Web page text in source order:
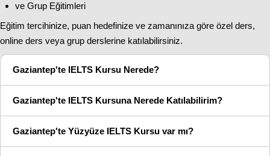
ve Grup Eğitimleri
Eğitim tercihinize, puan hedefinize ve zamanınıza göre özel ders,
online ders veya grup derslerine katılabilirsiniz.
Gaziantep'te IELTS Kursu Nerede?
Gaziantep'te IELTS Kursuna Nerede Katılabilirim?
Gaziantep'te Yüzyüze IELTS Kursu var mı?